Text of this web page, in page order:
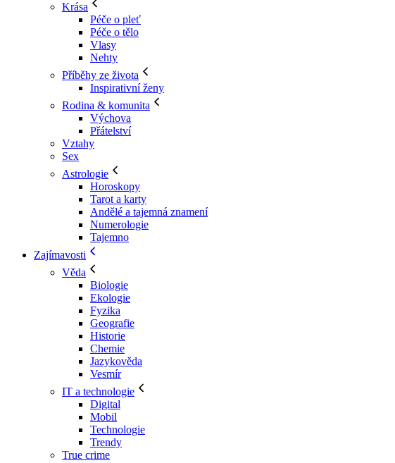
Krása
Péče o pleť
Péče o tělo
Vlasy
Nehty
Příběhy ze života
Inspirativní ženy
Rodina & komunita
Výchova
Přátelství
Vztahy
Sex
Astrologie
Horoskopy
Tarot a karty
Andělé a tajemná znamení
Numerologie
Tajemno
Zajímavosti
Věda
Biologie
Ekologie
Fyzika
Geografie
Historie
Chemie
Jazykověda
Vesmír
IT a technologie
Digital
Mobil
Technologie
Trendy
True crime